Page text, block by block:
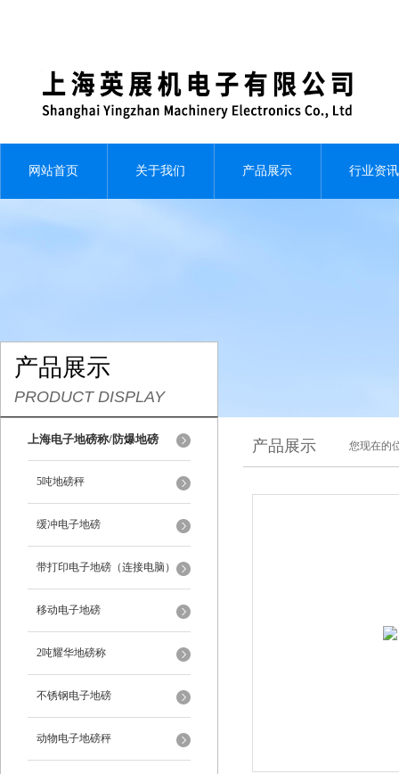
网站首页 关于我们 产品展示 行业资讯
产品展示
PRODUCT DISPLAY
上海电子地磅称/防爆地磅
5吨地磅秤
缓冲电子地磅
带打印电子地磅（连接电脑）
移动电子地磅
2吨耀华地磅称
不锈钢电子地磅
动物电子地磅秤
产品展示 您现在的